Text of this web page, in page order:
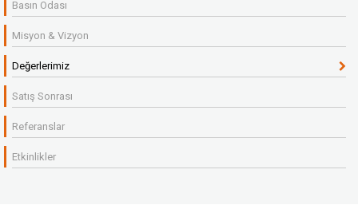
Basın Odası
Misyon & Vizyon
Değerlerimiz
Satış Sonrası
Referanslar
Etkinlikler